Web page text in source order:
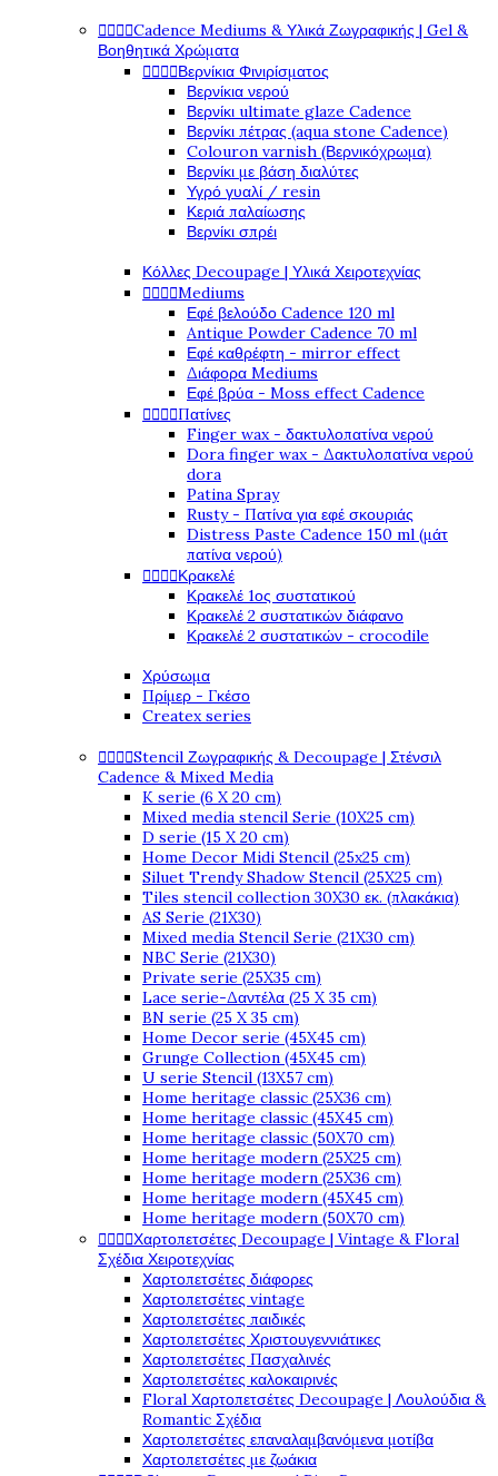
Cadence Mediums & Υλικά Ζωγραφικής | Gel &
Βοηθητικά Χρώματα
Βερνίκια Φινιρίσματος
Βερνίκια νερού
Βερνίκι ultimate glaze Cadence
Βερνίκι πέτρας (aqua stone Cadence)
Colouron varnish (Βερνικόχρωμα)
Βερνίκι με βάση διαλύτες
Υγρό γυαλί / resin
Κεριά παλαίωσης
Βερνίκι σπρέι
Κόλλες Decoupage | Υλικά Χειροτεχνίας
Mediums
Εφέ βελούδο Cadence 120 ml
Antique Powder Cadence 70 ml
Εφέ καθρέφτη - mirror effect
Διάφορα Mediums
Εφέ βρύα - Moss effect Cadence
Πατίνες
Finger wax - δακτυλοπατίνα νερού
Dora finger wax - Δακτυλοπατίνα νερού
dora
Patina Spray
Rusty - Πατίνα για εφέ σκουριάς
Distress Paste Cadence 150 ml (μάτ
πατίνα νερού)
Κρακελέ
Κρακελέ 1ος συστατικού
Κρακελέ 2 συστατικών διάφανο
Κρακελέ 2 συστατικών - crocodile
Χρύσωμα
Πρίμερ - Γκέσο
Createx series
Stencil Ζωγραφικής & Decoupage | Στένσιλ
Cadence & Mixed Media
K serie (6 X 20 cm)
Mixed media stencil Serie (10X25 cm)
D serie (15 X 20 cm)
Home Decor Midi Stencil (25x25 cm)
Siluet Trendy Shadow Stencil (25X25 cm)
Tiles stencil collection 30X30 εκ. (πλακάκια)
AS Serie (21X30)
Mixed media Stencil Serie (21X30 cm)
NBC Serie (21X30)
Private serie (25X35 cm)
Lace serie-Δαντέλα (25 X 35 cm)
BN serie (25 X 35 cm)
Home Decor serie (45X45 cm)
Grunge Collection (45X45 cm)
U serie Stencil (13X57 cm)
Home heritage classic (25X36 cm)
Home heritage classic (45X45 cm)
Home heritage classic (50X70 cm)
Home heritage modern (25X25 cm)
Home heritage modern (25X36 cm)
Home heritage modern (45X45 cm)
Home heritage modern (50X70 cm)
Χαρτοπετσέτες Decoupage | Vintage & Floral
Σχέδια Χειροτεχνίας
Χαρτοπετσέτες διάφορες
Χαρτοπετσέτες vintage
Χαρτοπετσέτες παιδικές
Χαρτοπετσέτες Χριστουγεννιάτικες
Χαρτοπετσέτες Πασχαλινές
Χαρτοπετσέτες καλοκαιρινές
Floral Χαρτοπετσέτες Decoupage | Λουλούδια &
Romantic Σχέδια
Χαρτοπετσέτες επαναλαμβανόμενα μοτίβα
Χαρτοπετσέτες με ζωάκια